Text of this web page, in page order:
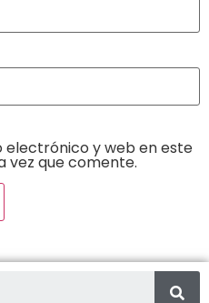
y web en este
vez que comente.